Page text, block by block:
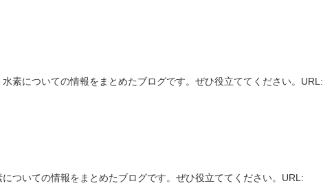
水素についての情報をまとめたブログです。ぜひ役立ててください。URL:
についての情報をまとめたブログです。ぜひ役立ててください。URL: